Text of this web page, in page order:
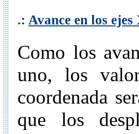
.: Avance en los ejes
Como los
uno, los
coordenada
que los